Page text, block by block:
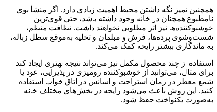
همچنین تمیز نگه داشتن محیط اهمیت زیادی دارد. اگر منشأ بوی
نامطبوع همچنان در خانه وجود داشته باشد، حتی قوی‌ترین
خوشبوکننده‌ها نیز اثر مطلوبی نخواهند داشت. نظافت منظم،
شست‌وشوی پرده‌ها، فرش و مبلمان و تخلیه به‌موقع سطل زباله،
به ماندگاری بیشتر رایحه کمک می‌کند.
استفاده از چند محصول مکمل نیز می‌تواند نتیجه بهتری ایجاد کند.
برای مثال، می‌توانید از خوشبوکننده رومیزی در پذیرایی، عود یا
شمع معطر در زمان استراحت و اسانس در اتاق خواب استفاده
کنید. این روش باعث می‌شود رایحه در بخش‌های مختلف خانه
به‌صورت یکنواخت حفظ شود.